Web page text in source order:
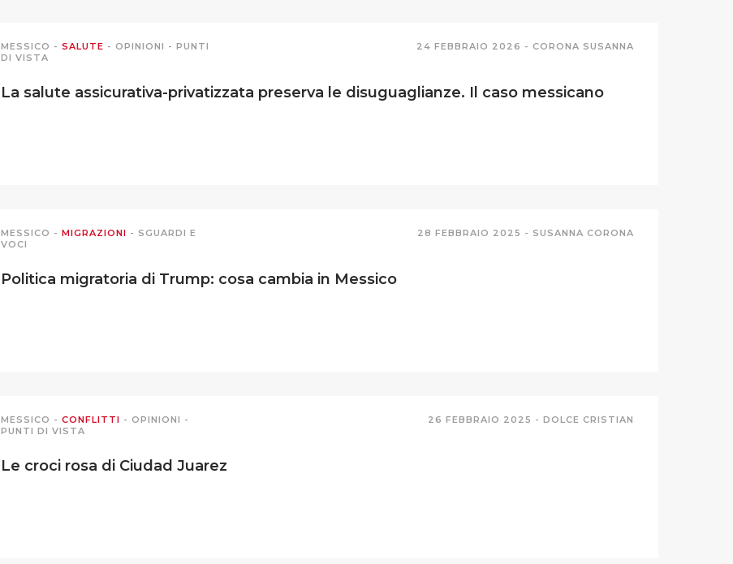
MESSICO - SALUTE - OPINIONI - PUNTI
DI VISTA
24 FEBBRAIO 2026 - CORONA SUSANNA
La salute assicurativa-privatizzata preserva le disuguaglianze. Il caso messicano
MESSICO - MIGRAZIONI - SGUARDI E
VOCI
28 FEBBRAIO 2025 - SUSANNA CORONA
Politica migratoria di Trump: cosa cambia in Messico
MESSICO - CONFLITTI - OPINIONI -
PUNTI DI VISTA
26 FEBBRAIO 2025 - DOLCE CRISTIAN
Le croci rosa di Ciudad Juarez